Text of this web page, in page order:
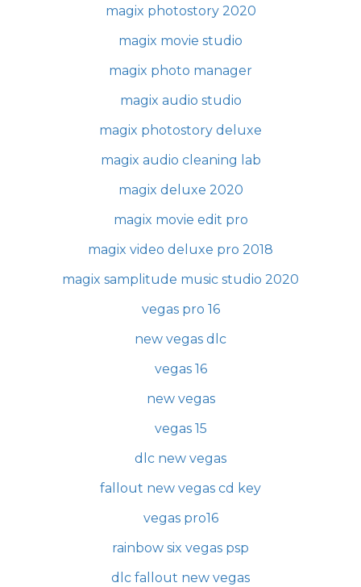
magix photostory 2020
magix movie studio
magix photo manager
magix audio studio
magix photostory deluxe
magix audio cleaning lab
magix deluxe 2020
magix movie edit pro
magix video deluxe pro 2018
magix samplitude music studio 2020
vegas pro 16
new vegas dlc
vegas 16
new vegas
vegas 15
dlc new vegas
fallout new vegas cd key
vegas pro16
rainbow six vegas psp
dlc fallout new vegas